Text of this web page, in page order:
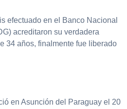
efectuado en el Banco Nacional
acreditaron su verdadera
34 años, finalmente fue liberado
en Asunción del Paraguay el 20